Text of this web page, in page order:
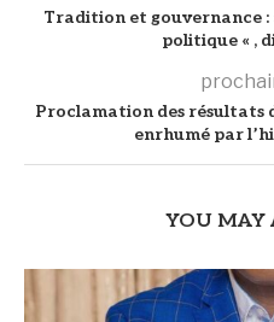
Tradition et gouvernance :
politique « ,
Proclamation des résultats
enrhumé par
YOU MAY